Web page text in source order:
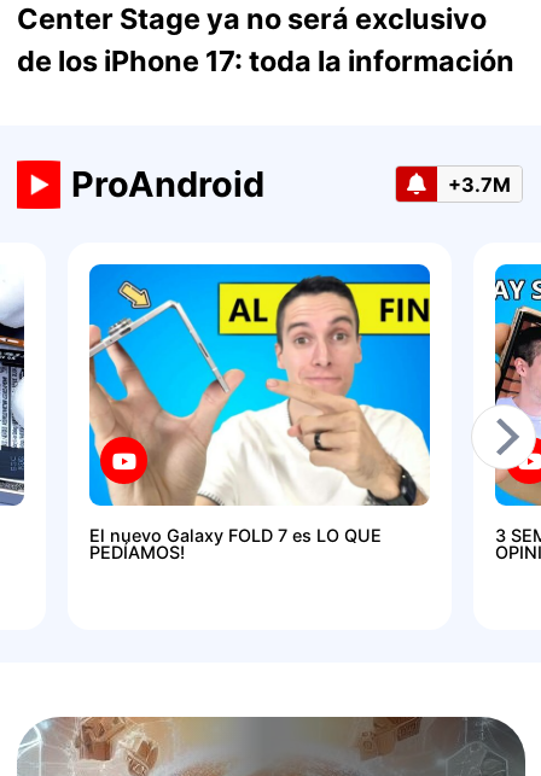
Center Stage ya no será exclusivo
de los iPhone 17: toda la información
ProAndroid +3.7M
El nuevo Galaxy FOLD 7 es LO QUE
PEDÍAMOS!
3